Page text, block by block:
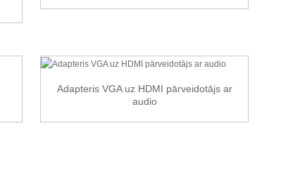
Adapteris VGA uz HDMI pārveidotājs ar
audio